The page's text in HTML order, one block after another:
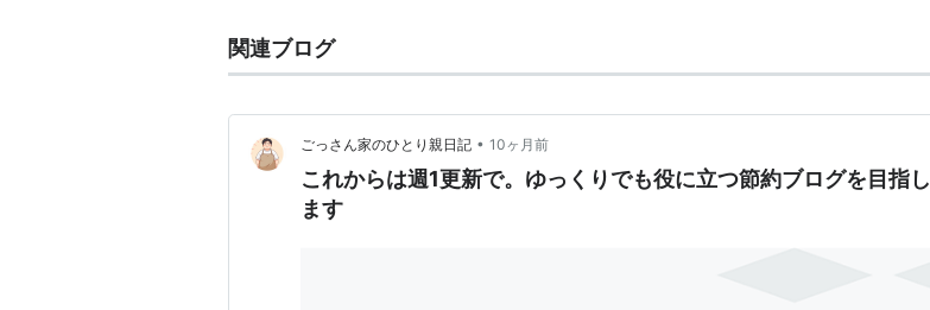
関連ブログ
ごっさん家のひとり親日記 • 10ヶ月前
これからは週1更新で。ゆっくりでも役に立つ節約ブログを目指し
ます